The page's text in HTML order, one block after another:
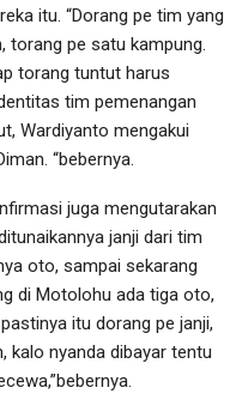
itu. “Dorang pe tim yang
torang pe satu kampung.
torang tuntut harus
tim pemenangan
Wardiyanto mengakui
“bebernya.
juga mengutarakan
janji dari tim
oto, sampai sekarang
di Motolohu ada tiga oto,
itu dorang pe janji,
kalo nyanda dibayar tentu